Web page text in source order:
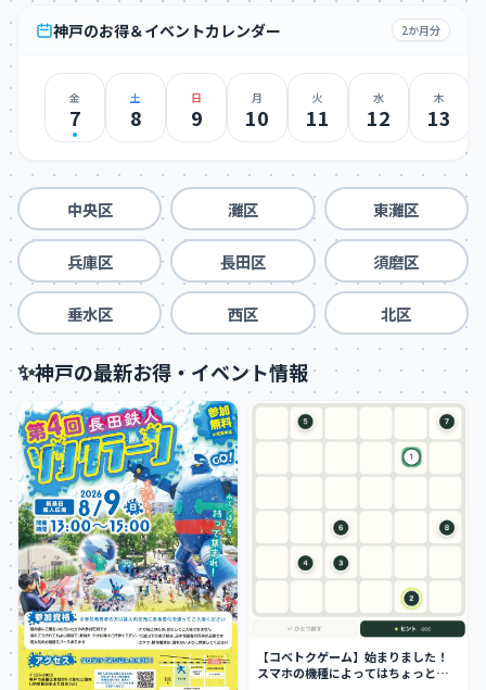
神戸のお得＆イベントカレンダー 2か月分
金
7
土
8
日
9
月
10
火
11
水
12
木
13
中央区 灘区 東灘区
兵庫区 長田区 須磨区
垂水区 西区 北区
✨神戸の最新お得・イベント情報
【コベトクゲーム】始まりました！
スマホの機種によってはちょっとや